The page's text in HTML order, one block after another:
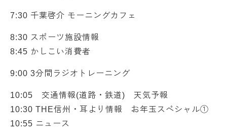
7:30 千葉啓介 モーニングカフェ
8:30 スポーツ施設情報
8:45 かしこい消費者
9:00 3分間ラジオトレーニング
10:05 交通情報(道路・鉄道) 天気予報
10:30 THE信州・耳より情報 お年玉スペシャル①
10:55 ニュース